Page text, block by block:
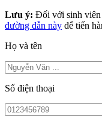
Lưu ý: Đối với sinh viên
đường dẫn này để tiến
Họ và tên
Số điện thoại